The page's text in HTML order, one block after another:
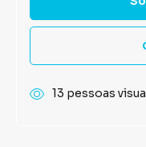
13 pessoas